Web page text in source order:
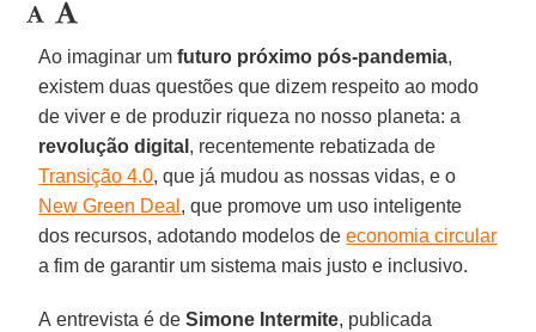
Ao imaginar umfuturo próximo pós-pandemia,
existem duas questões que dizem respeito ao modo
de viver e de produzir riqueza no nosso planeta: a
revolução digital , recentemente rebatizada de
Transição 4.0, que já mudou as nossas vidas, e o
New Green Deal , que promove um uso inteligente
dos recursos, adotando modelos deeconomia circular
a fim de garantir um sistema mais justo e inclusivo.
A entrevista é deSimone Intermite, publicada